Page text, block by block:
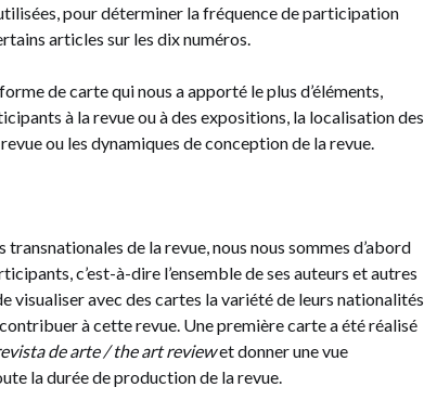
pour déterminer la fréquence de participation
articles sur les dix numéros.
de carte qui nous a apporté le plus d’éléments,
à la revue ou à des expositions, la localisation des
ou les dynamiques de conception de la revue.
de la revue, nous nous sommes d’abord
c’est-à-dire l’ensemble de ses auteurs et autres
visualiser avec des cartes la variété de leurs nationalités
à cette revue. Une première carte a été réalisé
de arte / the art reviewet donner une vue
la durée de production de la revue.